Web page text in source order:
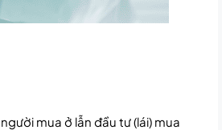
mua ở lẫn đầu tư (lái) mua